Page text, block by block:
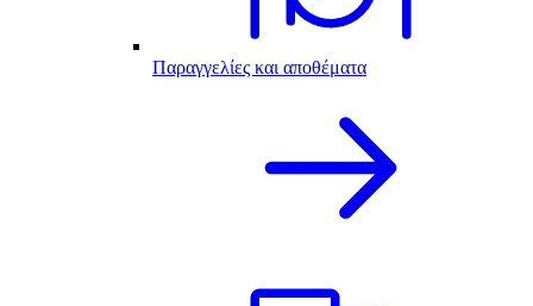
Παραγγελίες και αποθέματα